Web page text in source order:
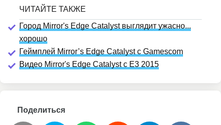
Город Mirror's Edge Catalyst выглядит ужасно...
хорошо
Геймплей Mirror’s Edge Catalyst с Gamescom
Видео Mirror's Edge Catalyst c E3 2015
Поделиться